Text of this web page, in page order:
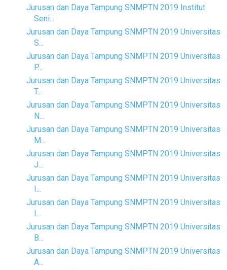
Jurusan dan Daya Tampung SNMPTN 2019 Institut
Seni...
Jurusan dan Daya Tampung SNMPTN 2019 Universitas
S...
Jurusan dan Daya Tampung SNMPTN 2019 Universitas
P...
Jurusan dan Daya Tampung SNMPTN 2019 Universitas
T...
Jurusan dan Daya Tampung SNMPTN 2019 Universitas
N...
Jurusan dan Daya Tampung SNMPTN 2019 Universitas
M...
Jurusan dan Daya Tampung SNMPTN 2019 Universitas
J...
Jurusan dan Daya Tampung SNMPTN 2019 Universitas
I...
Jurusan dan Daya Tampung SNMPTN 2019 Universitas
I...
Jurusan dan Daya Tampung SNMPTN 2019 Universitas
B...
Jurusan dan Daya Tampung SNMPTN 2019 Universitas
A...